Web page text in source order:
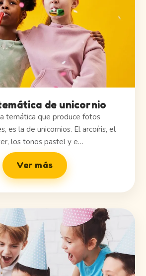
de unicornio
temática que produce fotos
es la de unicornios. El arcoíris, el
los tonos pastel y e…
Ver más